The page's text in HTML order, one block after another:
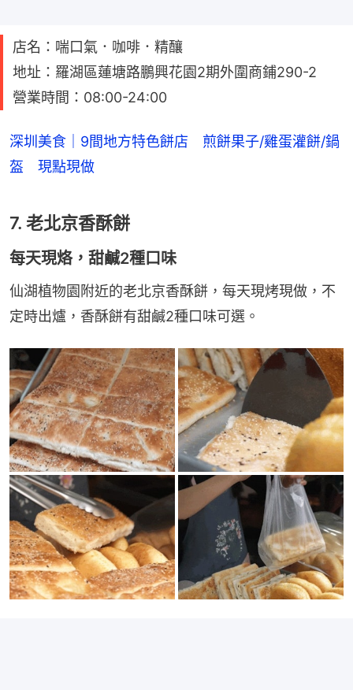
店名：喘口氣．咖啡．精釀
地址：羅湖區蓮塘路鵬興花園2期外圍商鋪290-2
營業時間：08:00-24:00
深圳美食｜9間地方特色餅店 煎餅果子/雞蛋灌餅/鍋
盔 現點現做
7. 老北京香酥餅
每天現烙，甜鹹2種口味
仙湖植物園附近的老北京香酥餅，每天現烤現做，不
定時出爐，香酥餅有甜鹹2種口味可選。